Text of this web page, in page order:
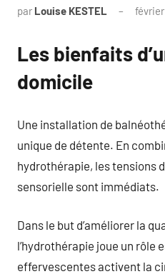
par Louise KESTEL février
Les bienfaits
domicile
Une installation de
unique de détente. En
hydrothérapie, les tensions
sensorielle sont immédiats.
Dans le but d’améliorer la
l’hydrothérapie joue un rôle
effervescentes activent la